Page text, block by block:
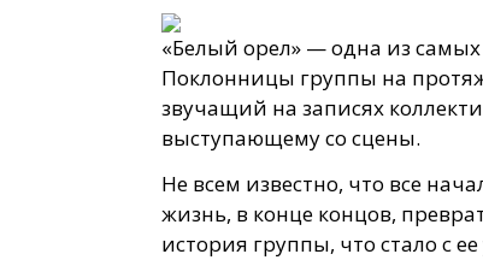
«Белый орел» — одна из
Поклонницы группы на
звучащий на записях
выступающему со сцены.
Не всем известно, что все
жизнь, в конце концов,
история группы, что стало с